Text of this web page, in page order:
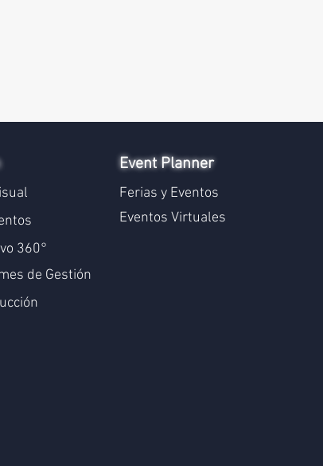
Event Planner
Ferias y Eventos
Eventos Virtuales
360°
de Gestión